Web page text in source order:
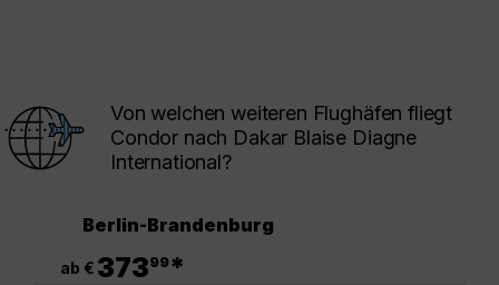
Von welchen weiteren Flughäfen fliegt
Condor nach Dakar Blaise Diagne
International?
Berlin-Brandenburg
ab € 37399*